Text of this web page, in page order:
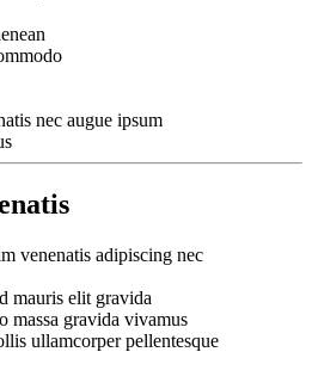
nec augue ipsum
venenatis adipiscing nec
mauris elit gravida
massa gravida vivamus
ullamcorper pellentesque